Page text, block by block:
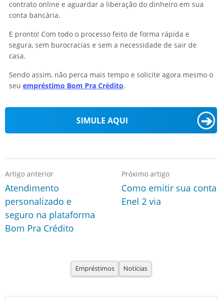
contrato online e aguardar a liberação do dinheiro em sua
conta bancária.
E pronto! Com todo o processo feito de forma rápida e
segura, sem burocracias e sem a necessidade de sair de
casa.
Sendo assim, não perca mais tempo e solicite agora mesmo o
seu empréstimo Bom Pra Crédito.
SIMULE AQUI ➔
Artigo anterior
Atendimento
personalizado e
seguro na plataforma
Bom Pra Crédito
Próximo artigo
Como emitir sua conta
Enel 2 via
Empréstimos Notícias